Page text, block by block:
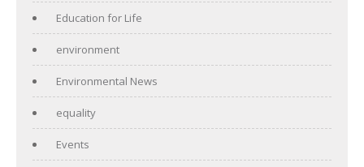
Education for Life
environment
Environmental News
equality
Events